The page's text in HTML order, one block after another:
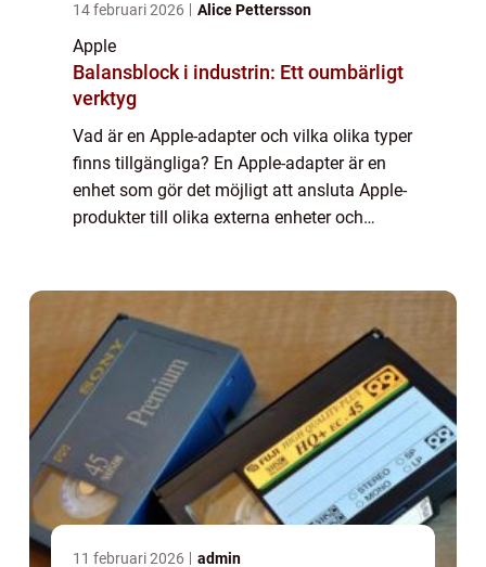
14 februari 2026 Alice Pettersson
Apple
Balansblock i industrin: Ett oumbärligt
verktyg
Vad är en Apple-adapter och vilka olika typer
finns tillgängliga? En Apple-adapter är en
enhet som gör det möjligt att ansluta Apple-
produkter till olika externa enheter och
11 februari 2026 admin